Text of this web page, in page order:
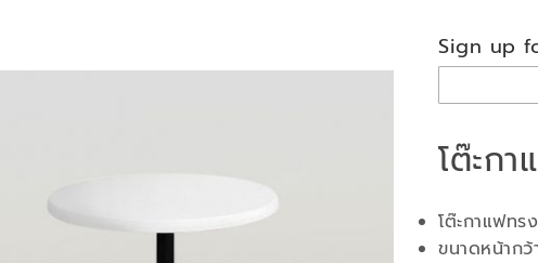
โต๊ะก
โต๊ะกาแฟทร
ขนาดหน้าก
Sign up